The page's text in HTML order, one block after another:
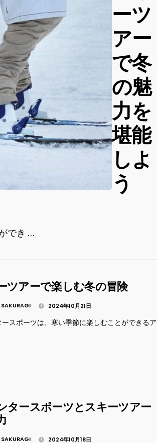
ーツ
アー
で冬
の魅
力を
堪能
しよ
う
でき …
ツアーで楽しむ冬の冒険
SAKURAGI 2024年10月21日
ースポーツは、寒い季節に楽しむことができるア
タースポーツとスキーツアー
SAKURAGI 2024年10月18日